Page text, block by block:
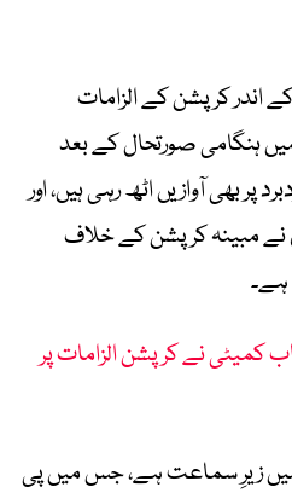
اندر کرپشن کے الزامات
ہنگامی صورتحال کے بعد
پر بھی آوازیں اٹھ رہی ہیں، اور
نے مبینہ کرپشن کے خلاف
ہے۔
کمیٹی نے کرپشن الزامات پر
زیرِ سماعت ہے، جس میں پی